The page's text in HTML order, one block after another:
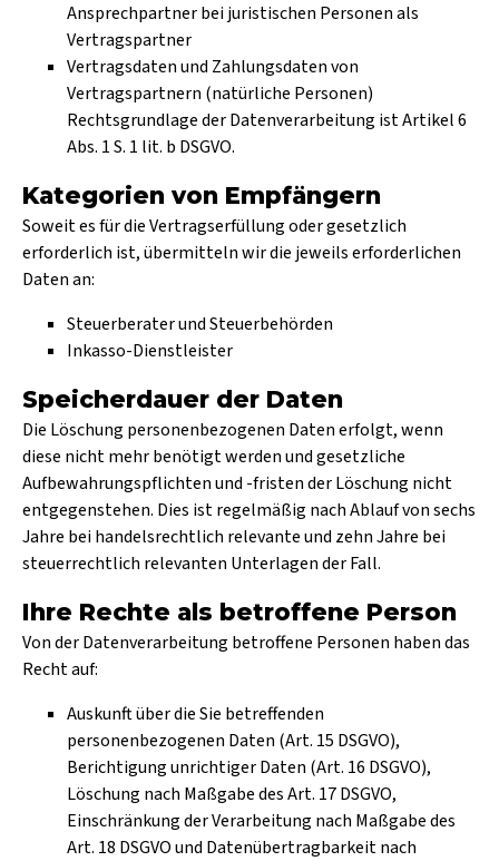
Ansprechpartner bei juristischen Personen als
Vertragspartner
Vertragsdaten und Zahlungsdaten von
Vertragspartnern (natürliche Personen)
Rechtsgrundlage der Datenverarbeitung ist Artikel 6
Abs. 1 S. 1 lit. b DSGVO.
Kategorien von Empfängern
Soweit es für die Vertragserfüllung oder gesetzlich
erforderlich ist, übermitteln wir die jeweils erforderlichen
Daten an:
Steuerberater und Steuerbehörden
Inkasso-Dienstleister
Speicherdauer der Daten
Die Löschung personenbezogenen Daten erfolgt, wenn
diese nicht mehr benötigt werden und gesetzliche
Aufbewahrungspflichten und -fristen der Löschung nicht
entgegenstehen. Dies ist regelmäßig nach Ablauf von sechs
Jahre bei handelsrechtlich relevante und zehn Jahre bei
steuerrechtlich relevanten Unterlagen der Fall.
Ihre Rechte als betroffene Person
Von der Datenverarbeitung betroffene Personen haben das
Recht auf:
Auskunft über die Sie betreffenden
personenbezogenen Daten (Art. 15 DSGVO),
Berichtigung unrichtiger Daten (Art. 16 DSGVO),
Löschung nach Maßgabe des Art. 17 DSGVO,
Einschränkung der Verarbeitung nach Maßgabe des
Art. 18 DSGVO und Datenübertragbarkeit nach